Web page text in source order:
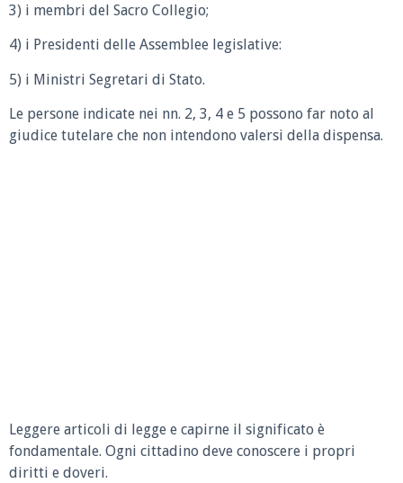
3) i membri del Sacro Collegio;
4) i Presidenti delle Assemblee legislative:
5) i Ministri Segretari di Stato.
Le persone indicate nei nn. 2, 3, 4 e 5 possono far noto al
giudice tutelare che non intendono valersi della dispensa.
Leggere articoli di legge e capirne il significato è
fondamentale. Ogni cittadino deve conoscere i propri
diritti e doveri.